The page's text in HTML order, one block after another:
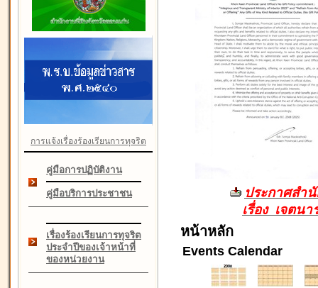
การแจ้งเรื่องร้องเรียนการทุจริต
คู่มือการปฏิบัติงาน
คู่มือบริการประชาชน
เรื่องร้องเรียนการทุจริต
ประจำปีของเจ้าหน้าที่
ของหน่วยงาน
ประกาศสำ
เรื่อง เจตน
หน้าหลัก
Events Calendar